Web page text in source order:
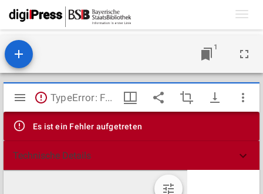
1
Mirador
Viewer
TypeError: Failed to fetch
Es ist ein Fehler aufgetreten
Technische Details